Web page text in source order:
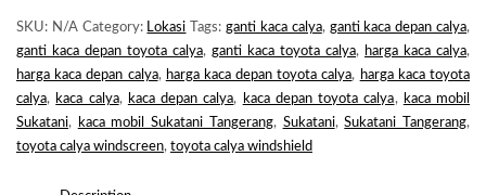
QUANTITY
SKU: N/A Category: Lokasi Tags:ganti kaca calya, ganti kaca depan calya,
ganti kaca depan toyota calya, ganti kaca toyota calya, harga kaca calya,
harga kaca depan calya, harga kaca depan toyota calya, harga kaca toyota
calya, kaca calya, kaca depan calya, kaca depan toyota calya, kaca mobil
Sukatani, kaca mobil Sukatani Tangerang, Sukatani,Sukatani Tangerang,
toyota calya windscreen, toyota calya windshield